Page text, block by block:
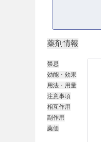
薬剤情報
禁忌
効能・効果
用法・用量
注意事項
相互作用
副作用
薬価